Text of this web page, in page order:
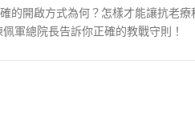
的開啟方式為何？怎樣才能讓抗老
軍總院長告訴你正確的教戰守則！